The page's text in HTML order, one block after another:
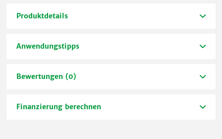
Produktdetails
Anwendungstipps
Bewertungen (0)
Finanzierung berechnen